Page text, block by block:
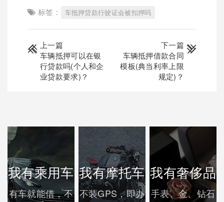
标签： 车抵押贷款行驶证会被扣押吗
上一篇
车辆抵押可以在银
行贷款吗(个人和企
业贷款要求)？
下一篇
车辆抵押借款合同
模板(典当利率上限
规定)？
我有乘用车
有车就能借，不
我有摩托车
不装GPS，即办
我有奢侈品
手表、金、钻石